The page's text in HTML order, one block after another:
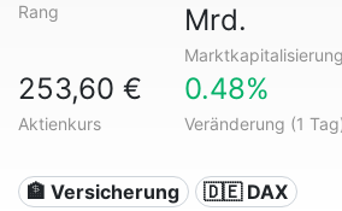
Rang
Mrd.
Marktkapitalisierung
253,60 €
Aktienkurs
0.48%
Veränderung (1
🏦 Versicherung 🇩🇪 DAX